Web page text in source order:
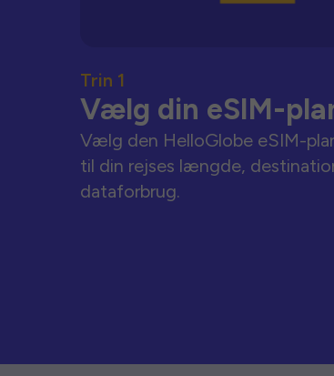
Trin 1
Vælg din eSIM-
Vælg den HelloGlobe eSIM-
til din rejses længde,
dataforbrug.